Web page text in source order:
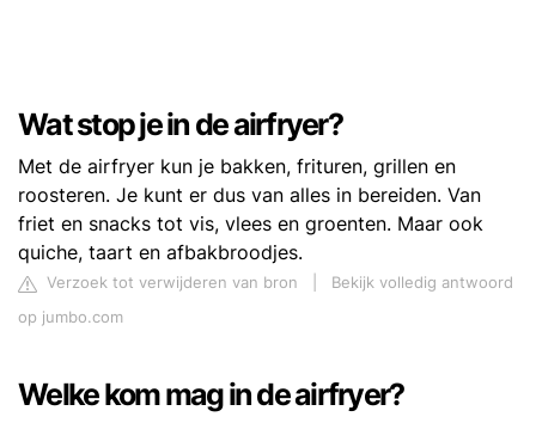
Wat stop je in de airfryer?
Met de airfryer kun je bakken, frituren, grillen en
roosteren. Je kunt er dus van alles in bereiden. Van
friet en snacks tot vis, vlees en groenten. Maar ook
quiche, taart en afbakbroodjes.
Verzoek tot verwijderen van bron
Bekijk volledig antwoord
op jumbo.com
Welke kom mag in de airfryer?